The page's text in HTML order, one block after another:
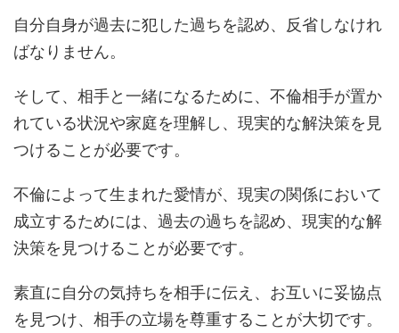
自分自身が過去に犯した過ちを認め、反省しなけれ
ばなりません。
そして、相手と一緒になるために、不倫相手が置か
れている状況や家庭を理解し、現実的な解決策を見
つけることが必要です。
不倫によって生まれた愛情が、現実の関係において
成立するためには、過去の過ちを認め、現実的な解
決策を見つけることが必要です。
素直に自分の気持ちを相手に伝え、お互いに妥協点
を見つけ、相手の立場を尊重することが大切です。